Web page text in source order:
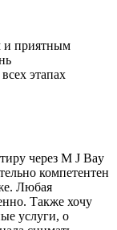
и приятным
этапах
через M J Bay
компетентен
Любая
Также хочу
услуги, о